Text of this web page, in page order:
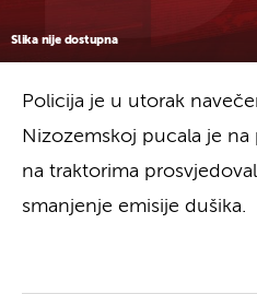
Slika nije dostupna
Policija je u utorak
Nizozemskoj pucala je
na traktorima
smanjenje emisije dušika.